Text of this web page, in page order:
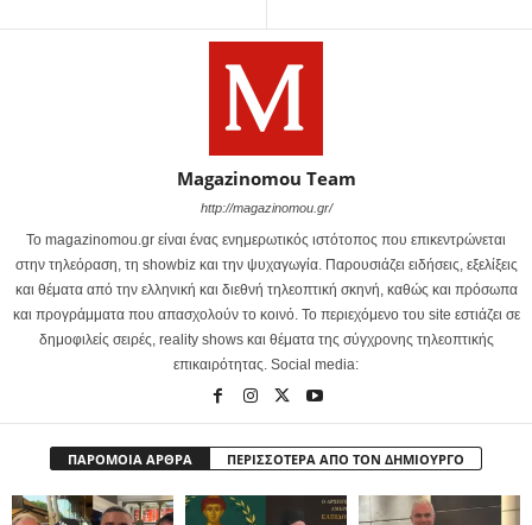
Magazinomou Team
http://magazinomou.gr/
Το magazinomou.gr είναι ένας ενημερωτικός ιστότοπος που επικεντρώνεται
στην τηλεόραση, τη showbiz και την ψυχαγωγία. Παρουσιάζει ειδήσεις, εξελίξεις
και θέματα από την ελληνική και διεθνή τηλεοπτική σκηνή, καθώς και πρόσωπα
και προγράμματα που απασχολούν το κοινό. Το περιεχόμενο του site εστιάζει σε
δημοφιλείς σειρές, reality shows και θέματα της σύγχρονης τηλεοπτικής
επικαιρότητας. Social media:
ΠΑΡΟΜΟΙΑ ΑΡΘΡΑ ΠΕΡΙΣΣΟΤΕΡΑ ΑΠΟ ΤΟΝ ΔΗΜΙΟΥΡΓΟ